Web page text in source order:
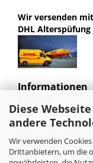
Diese
andere
Wir verwenden
Drittanbietern, um die
Wir versenden mit
DHL Alterspüfung
Informationen
Jugendschutz
Bild und
Tabak Pedia
Weiterleitung